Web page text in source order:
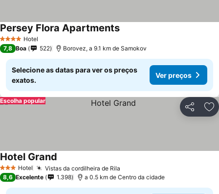
4 EstrelasHotel
Persey Flora Apartments
7,8 Boa 522 Borovez, a 9.1 km de Samokov
Selecione as datas para ver os preços
exatos.
Ver preços
Partilhar
Escolha popular
3 EstrelasHotel Vistas da cordilheira de Rila
Hotel Grand
8,6 Excelente 1.398 a 0.5 km de Centro da cidade